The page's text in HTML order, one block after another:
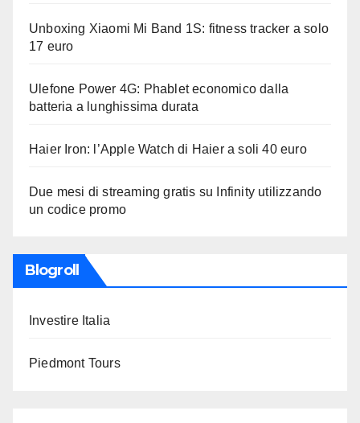
Unboxing Xiaomi Mi Band 1S: fitness tracker a solo
17 euro
Ulefone Power 4G: Phablet economico dalla
batteria a lunghissima durata
Haier Iron: l’Apple Watch di Haier a soli 40 euro
Due mesi di streaming gratis su Infinity utilizzando
un codice promo
Blogroll
Investire Italia
Piedmont Tours